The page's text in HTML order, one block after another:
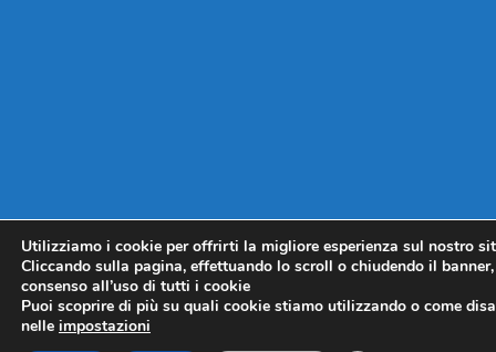
Utilizziamo i cookie per offrirti la migliore esperienza sul nostro
Cliccando sulla pagina, effettuando lo scroll o chiudendo il
consenso all’uso di tutti i cookie
Puoi scoprire di più su quali cookie stiamo utilizzando o come
nelle impostazioni